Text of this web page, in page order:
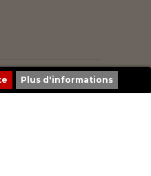
Plus d'informations
| ProduWeb